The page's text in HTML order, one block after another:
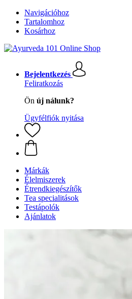
Navigációhoz
Tartalomhoz
Kosárhoz
Bejelentkezés
Feliratkozás
Ön új nálunk?
Ügyfélfiók nyitása
Márkák
Élelmiszerek
Étrendkiegészítők
Tea specialitások
Testápolók
Ajánlatok